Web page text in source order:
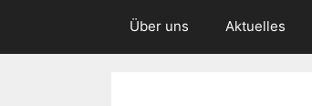
Über uns Aktuelles